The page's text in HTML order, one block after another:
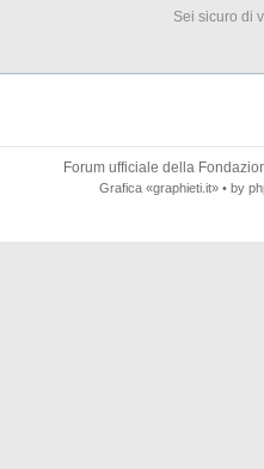
Sei sicuro di
Forum ufficiale della
Grafica «graphieti.it» • by